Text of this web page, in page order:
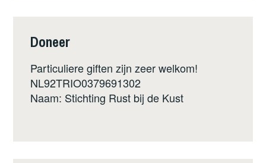
Doneer
Particuliere giften zijn zeer welkom!
NL92TRIO0379691302
Naam: Stichting Rust bij de Kust